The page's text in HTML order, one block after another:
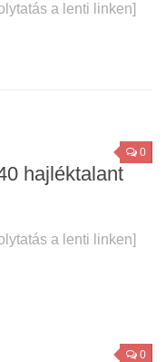
a lenti linken]
0
hajléktalant
a lenti linken]
0